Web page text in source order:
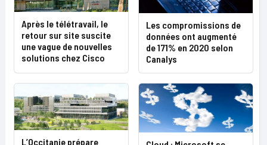
Après le télétravail, le
retour sur site suscite
une vague de nouvelles
solutions chez Cisco
Les compromissions de
données ont augmenté
de 171% en 2020 selon
Canalys
L’Occitanie prépare